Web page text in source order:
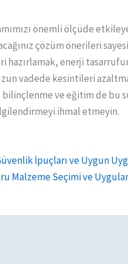
önemli ölçüde
çözüm önerileri
enerji
vadede kesintileri
ve eğitim de bu
ihmal etmeyin.
İpuçları ve Uygun
Malzeme Seçimi ve